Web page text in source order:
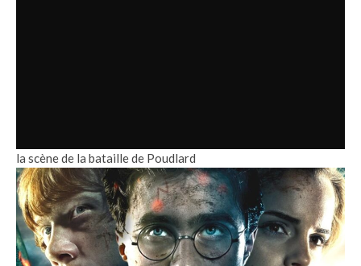
la scène de la bataille de Poudlard